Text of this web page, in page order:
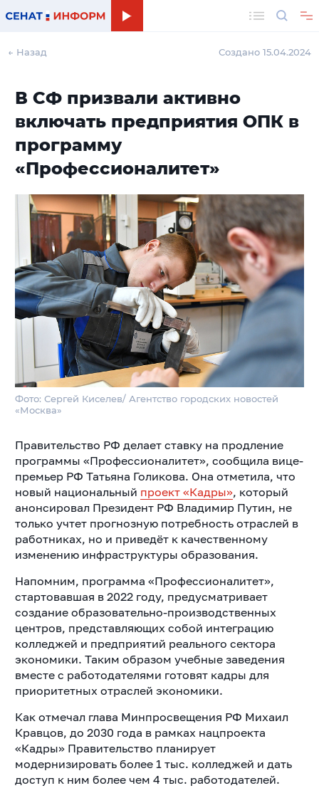
← Назад Создано 15.04.2024
В СФ призвали активно
включать предприятия ОПК в
программу
«Профессионалитет»
Фото: Сергей Киселев/ Агентство городских новостей
«Москва»
Правительство РФ делает ставку на продление
программы «Профессионалитет», сообщила вице-
премьер РФ Татьяна Голикова. Она отметила, что
новый национальный проект «Кадры», который
анонсировал Президент РФ Владимир Путин, не
только учтет прогнозную потребность отраслей в
работниках, но и приведёт к качественному
изменению инфраструктуры образования.
Напомним, программа «Профессионалитет»,
стартовавшая в 2022 году, предусматривает
создание образовательно-производственных
центров, представляющих собой интеграцию
колледжей и предприятий реального сектора
экономики. Таким образом учебные заведения
вместе с работодателями готовят кадры для
приоритетных отраслей экономики.
Как отмечал глава Минпросвещения РФ Михаил
Кравцов, до 2030 года в рамках нацпроекта
«Кадры» Правительство планирует
модернизировать более 1 тыс. колледжей и дать
доступ к ним более чем 4 тыс. работодателей.